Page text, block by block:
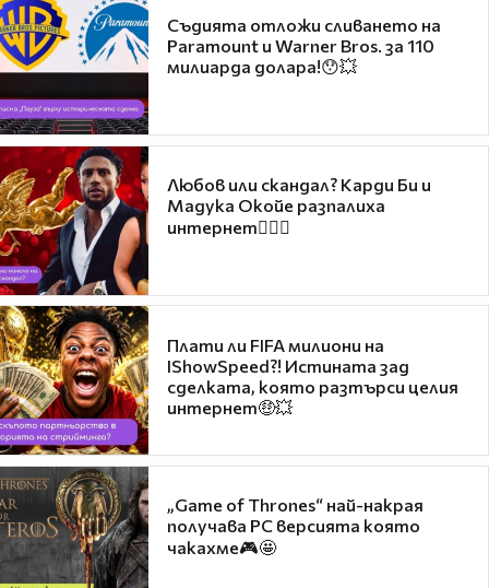
Съдията отложи сливането на
Paramount и Warner Bros. за 110
милиарда долара!😯💥
Любов или скандал? Карди Би и
Мадука Окойе разпалиха
интернет❤️‍🔥🔥
Плати ли FIFA милиони на
IShowSpeed?! Истината зад
сделката, която разтърси целия
интернет🤑💥
„Game of Thrones“ най-накрая
получава PC версията която
чакахме🎮🤩